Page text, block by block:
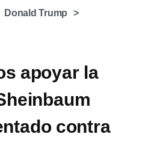
Donald Trump
apoyar la
contra